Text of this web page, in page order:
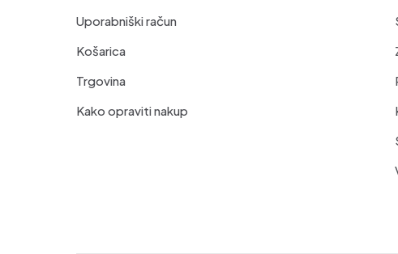
Uporabniški račun
Košarica
Trgovina
Kako opraviti nakup